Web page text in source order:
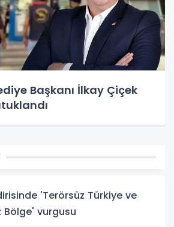
Başkanı İlkay Çiçek
'Terörsüz Türkiye ve
Bölge' vurgusu